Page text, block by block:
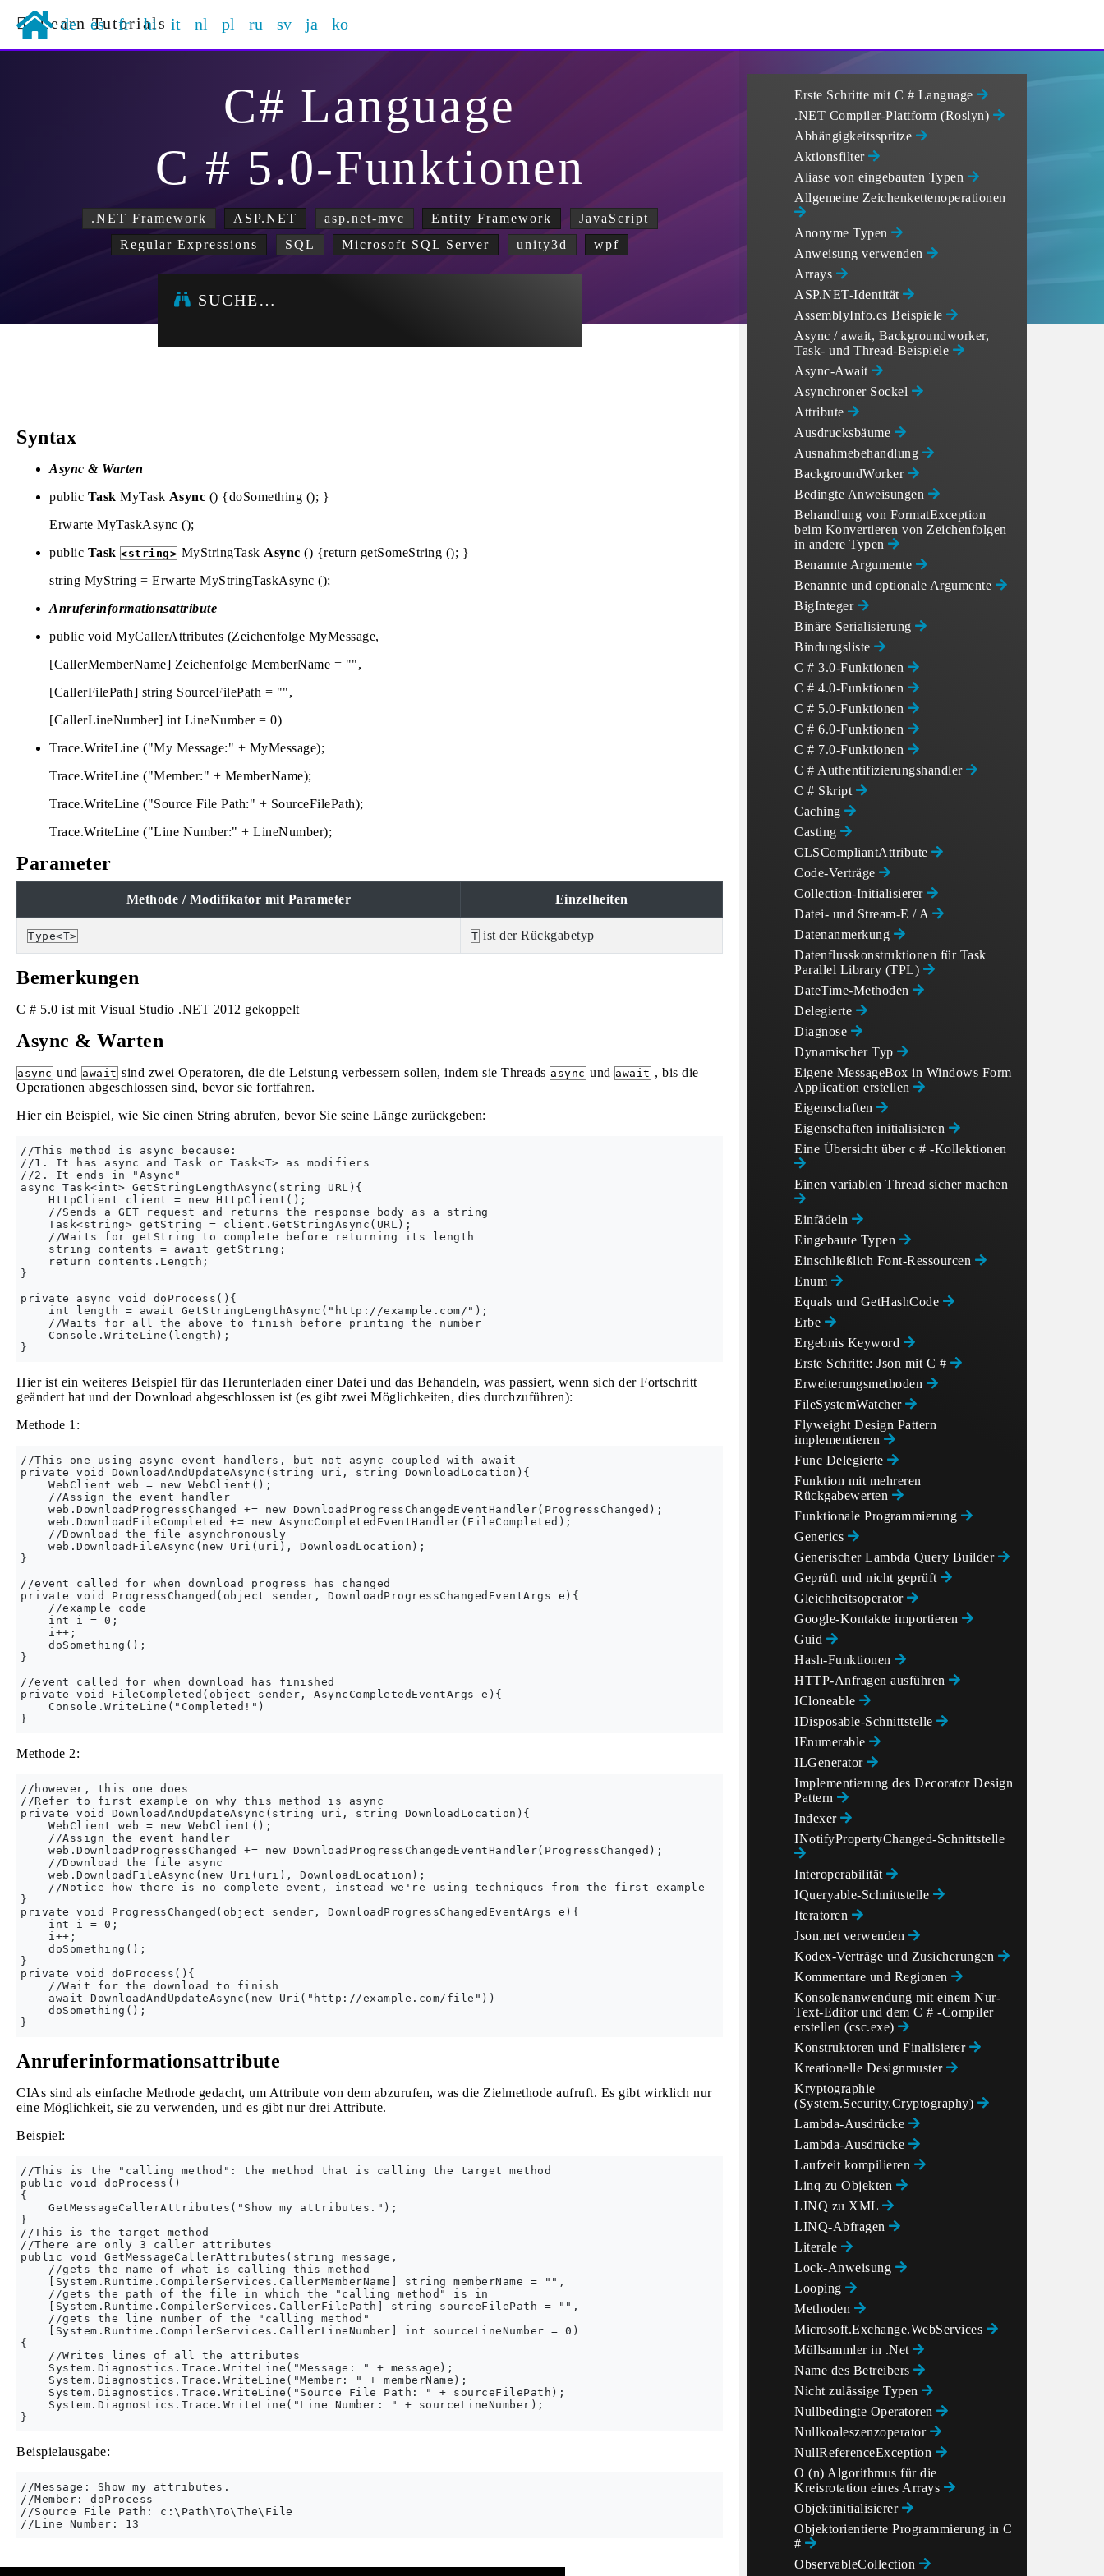
Learn Tutorials
de es fr hi it nl pl ru sv ja ko
C# Language
C # 5.0-Funktionen
.NET Framework ASP.NET asp.net-mvc Entity Framework
JavaScript
Regular Expressions
SQL Microsoft SQL Server unity3d wpf
SUCHE…
Syntax
Async & Warten
public Task MyTask Async () {doSomething (); }
Erwarte MyTaskAsync ();
public Task <string> MyStringTask Async () {return getSomeString (); }
string MyString = Erwarte MyStringTaskAsync ();
Anruferinformationsattribute
public void MyCallerAttributes (Zeichenfolge MyMessage,
[CallerMemberName] Zeichenfolge MemberName = "",
[CallerFilePath] string SourceFilePath = "",
[CallerLineNumber] int LineNumber = 0)
Trace.WriteLine ("My Message:" + MyMessage);
Trace.WriteLine ("Member:" + MemberName);
Trace.WriteLine ("Source File Path:" + SourceFilePath);
Trace.WriteLine ("Line Number:" + LineNumber);
Parameter
Methode / Modifikator mit Parameter Einzelheiten
Type<T> T ist der Rückgabetyp
Bemerkungen
C # 5.0 ist mit Visual Studio .NET 2012 gekoppelt
Async & Warten
async und await sind zwei Operatoren, die die Leistung verbessern sollen, indem sie Threads async und await , bis die
Operationen abgeschlossen sind, bevor sie fortfahren.
Hier ein Beispiel, wie Sie einen String abrufen, bevor Sie seine Länge zurückgeben:
//This method is async because:
//1. It has async and Task or Task<T> as modifiers
//2. It ends in "Async"
async Task<int> GetStringLengthAsync(string URL){
    HttpClient client = new HttpClient();
    //Sends a GET request and returns the response body as a string
    Task<string> getString = client.GetStringAsync(URL);
    //Waits for getString to complete before returning its length
    string contents = await getString;
    return contents.Length;
}
private async void doProcess(){
    int length = await GetStringLengthAsync("http://example.com/");
    //Waits for all the above to finish before printing the number
    Console.WriteLine(length);
Hier ist ein weiteres Beispiel für das Herunterladen einer Datei und das Behandeln, was passiert, wenn sich der Fortschritt
geändert hat und der Download abgeschlossen ist (es gibt zwei Möglichkeiten, dies durchzuführen):
Methode 1:
//This one using async event handlers, but not async coupled with await
private void DownloadAndUpdateAsync(string uri, string DownloadLocation){
    WebClient web = new WebClient();
    //Assign the event handler
    web.DownloadProgressChanged += new DownloadProgressChangedEventHandler(ProgressChanged);
    web.DownloadFileCompleted += new AsyncCompletedEventHandler(FileCompleted);
    //Download the file asynchronously
    web.DownloadFileAsync(new Uri(uri), DownloadLocation);
}
//event called for when download progress has changed
private void ProgressChanged(object sender, DownloadProgressChangedEventArgs e){
    //example code
    int i = 0;
    i++;
    doSomething();
}
//event called for when download has finished
private void FileCompleted(object sender, AsyncCompletedEventArgs e){
    Console.WriteLine("Completed!")
Methode 2:
//however, this one does
//Refer to first example on why this method is async
private void DownloadAndUpdateAsync(string uri, string DownloadLocation){
    WebClient web = new WebClient();
    //Assign the event handler
    web.DownloadProgressChanged += new DownloadProgressChangedEventHandler(ProgressChanged);
    //Download the file async
    web.DownloadFileAsync(new Uri(uri), DownloadLocation);
    //Notice how there is no complete event, instead we're using techniques from the first example
}
private void ProgressChanged(object sender, DownloadProgressChangedEventArgs e){
    int i = 0;
    i++;
    doSomething();
}
private void doProcess(){
    //Wait for the download to finish
    await DownloadAndUpdateAsync(new Uri("http://example.com/file"))
    doSomething();
Anruferinformationsattribute
CIAs sind als einfache Methode gedacht, um Attribute von dem abzurufen, was die Zielmethode aufruft. Es gibt wirklich nur
eine Möglichkeit, sie zu verwenden, und es gibt nur drei Attribute.
Beispiel:
//This is the "calling method": the method that is calling the target method
public void doProcess()
{
    GetMessageCallerAttributes("Show my attributes.");
}
//This is the target method
//There are only 3 caller attributes
public void GetMessageCallerAttributes(string message,
    //gets the name of what is calling this method
    [System.Runtime.CompilerServices.CallerMemberName] string memberName = "",
    //gets the path of the file in which the "calling method" is in
    [System.Runtime.CompilerServices.CallerFilePath] string sourceFilePath = "",
    //gets the line number of the "calling method"
    [System.Runtime.CompilerServices.CallerLineNumber] int sourceLineNumber = 0)
{
    //Writes lines of all the attributes
    System.Diagnostics.Trace.WriteLine("Message: " + message);
    System.Diagnostics.Trace.WriteLine("Member: " + memberName);
    System.Diagnostics.Trace.WriteLine("Source File Path: " + sourceFilePath);
    System.Diagnostics.Trace.WriteLine("Line Number: " + sourceLineNumber);
Beispielausgabe:
//Message: Show my attributes.
//Member: doProcess
//Source File Path: c:\Path\To\The\File
Erste Schritte mit C # Language
.NET Compiler-Plattform (Roslyn)
Abhängigkeitsspritze
Aktionsfilter
Aliase von eingebauten Typen
Allgemeine Zeichenkettenoperationen
Anonyme Typen
Anweisung verwenden
Arrays
ASP.NET-Identität
AssemblyInfo.cs Beispiele
Async / await, Backgroundworker,
Task- und Thread-Beispiele
Async-Await
Asynchroner Sockel
Attribute
Ausdrucksbäume
Ausnahmebehandlung
BackgroundWorker
Bedingte Anweisungen
Behandlung von FormatException
beim Konvertieren von Zeichenfolgen
in andere Typen
Benannte Argumente
Benannte und optionale Argumente
BigInteger
Binäre Serialisierung
Bindungsliste
C # 3.0-Funktionen
C # 4.0-Funktionen
C # 5.0-Funktionen
C # 6.0-Funktionen
C # 7.0-Funktionen
C # Authentifizierungshandler
C # Skript
Caching
Casting
CLSCompliantAttribute
Code-Verträge
Collection-Initialisierer
Datei- und Stream-E / A
Datenanmerkung
Datenflusskonstruktionen für Task
Parallel Library (TPL)
DateTime-Methoden
Delegierte
Diagnose
Dynamischer Typ
Eigene MessageBox in Windows Form
Application erstellen
Eigenschaften
Eigenschaften initialisieren
Eine Übersicht über c # -Kollektionen
Einen variablen Thread sicher machen
Einfädeln
Eingebaute Typen
Einschließlich Font-Ressourcen
Enum
Equals und GetHashCode
Erbe
Ergebnis Keyword
Erste Schritte: Json mit C #
Erweiterungsmethoden
FileSystemWatcher
Flyweight Design Pattern
implementieren
Func Delegierte
Funktion mit mehreren
Rückgabewerten
Funktionale Programmierung
Generics
Generischer Lambda Query Builder
Geprüft und nicht geprüft
Gleichheitsoperator
Google-Kontakte importieren
Guid
Hash-Funktionen
HTTP-Anfragen ausführen
ICloneable
IDisposable-Schnittstelle
IEnumerable
ILGenerator
Implementierung des Decorator Design
Pattern
Indexer
INotifyPropertyChanged-Schnittstelle
Interoperabilität
IQueryable-Schnittstelle
Iteratoren
Json.net verwenden
Kodex-Verträge und Zusicherungen
Kommentare und Regionen
Konsolenanwendung mit einem Nur-
Text-Editor und dem C # -Compiler
erstellen (csc.exe)
Konstruktoren und Finalisierer
Kreationelle Designmuster
Kryptographie
(System.Security.Cryptography)
Lambda-Ausdrücke
Lambda-Ausdrücke
Laufzeit kompilieren
Linq zu Objekten
LINQ zu XML
LINQ-Abfragen
Literale
Lock-Anweisung
Looping
Methoden
Microsoft.Exchange.WebServices
Müllsammler in .Net
Name des Betreibers
Nicht zulässige Typen
Nullbedingte Operatoren
Nullkoaleszenzoperator
NullReferenceException
O (n) Algorithmus für die
Kreisrotation eines Arrays
Objektinitialisierer
Objektorientierte Programmierung in C
#
ObservableCollection